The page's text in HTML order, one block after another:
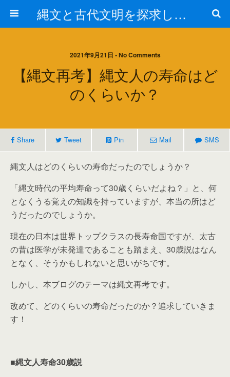
縄文と古代文明を探求しよう！
2021年9月21日 • No Comments
【縄文再考】縄文人の寿命はど
のくらいか？
Share Tweet Pin Mail SMS
縄文人はどのくらいの寿命だったのでしょうか？
「縄文時代の平均寿命って30歳くらいだよね？」と、何
となくうる覚えの知識を持っていますが、本当の所はど
うだったのでしょうか。
現在の日本は世界トップクラスの長寿命国ですが、太古
の昔は医学が未発達であることも踏まえ、30歳説はなん
となく、そうかもしれないと思いがちです。
しかし、本ブログのテーマは縄文再考です。
改めて、どのくらいの寿命だったのか？追求していきま
す！
■縄文人寿命30歳説